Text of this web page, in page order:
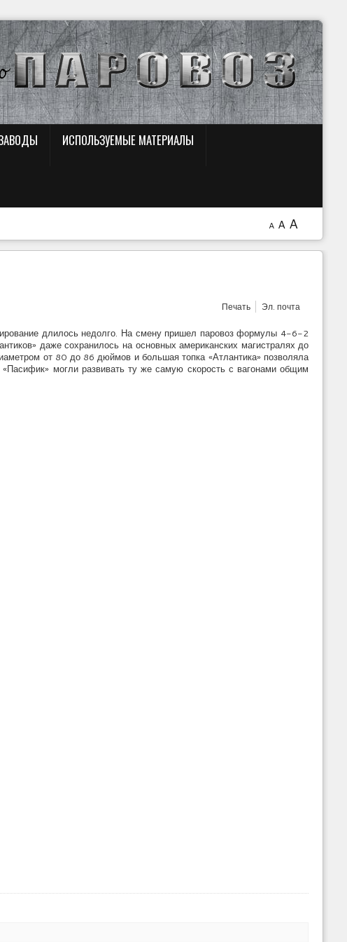
ИСПОЛЬЗУЕМЫЕ МАТЕРИАЛЫ
A A A
Печать Эл. почта
длилось недолго. На смену пришел паровоз формулы 4-6-2
даже сохранилось на основных американских магистралях до
от 80 до 86 дюймов и большая топка «Атлантика» позволяла
могли развивать ту же самую скорость с вагонами общим